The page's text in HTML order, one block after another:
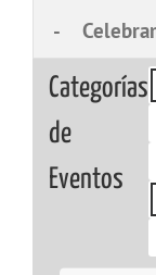
-
Categorías
de
Eventos